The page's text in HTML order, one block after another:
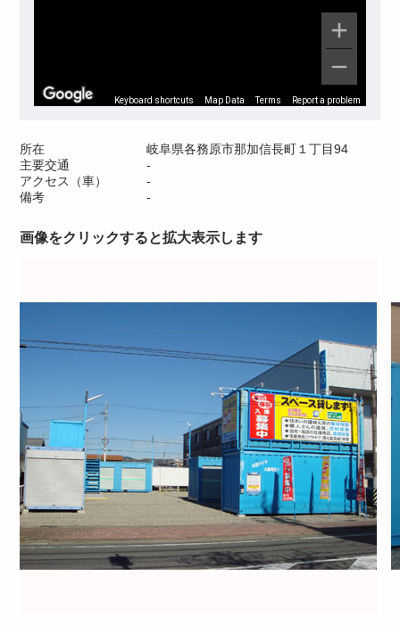
Keyboard shortcuts Map Data Terms Report a problem
所在
岐阜県各務原市那加信長町１丁目94
主要交通
-
アクセス（車）
-
備考
-
画像をクリックすると拡大表示します